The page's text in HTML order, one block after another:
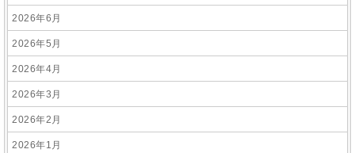
2026年6月
2026年5月
2026年4月
2026年3月
2026年2月
2026年1月